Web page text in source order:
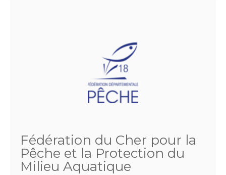
Fédération du Cher pour la
Pêche et la Protection du
Milieu Aquatique